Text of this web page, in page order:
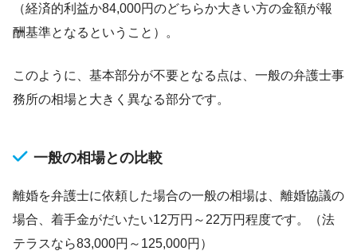
（経済的利益か84,000円のどちらか大きい方の金額が報
酬基準となるということ）。
このように、基本部分が不要となる点は、一般の弁護士事
務所の相場と大きく異なる部分です。
一般の相場との比較
離婚を弁護士に依頼した場合の一般の相場は、離婚協議の
場合、着手金がだいたい12万円～22万円程度です。（法
テラスなら83,000円～125,000円）